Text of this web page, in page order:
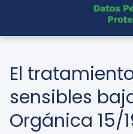
El
sensibles
Orgánica 15/